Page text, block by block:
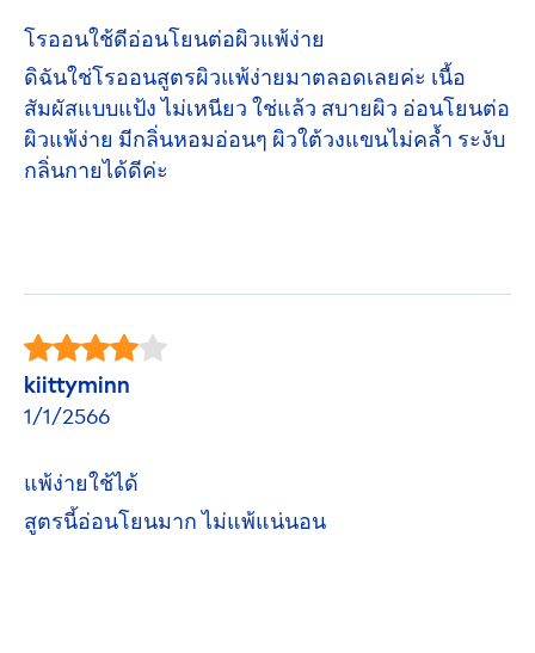
โรออนใช้ดีอ่อนโยนต่อผิวแพ้ง่าย
ดิฉันใช่โรออนสูตรผิวแพ้ง่ายมาตลอดเลยค่ะ เนื้อ
สัมผัสแบบแป้ง ไม่เหนียว ใช่แล้ว สบายผิว อ่อนโยนต่อ
ผิวแพ้ง่าย มีกลิ่นหอมอ่อนๆ ผิวใต้วงแขนไม่คล้ำ ระงับ
กลิ่นกายได้ดีค่ะ
kiittyminn
1/1/2566
แพ้ง่ายใช้ได้
สูตรนี้อ่อนโยนมาก ไม่แพ้แน่นอน